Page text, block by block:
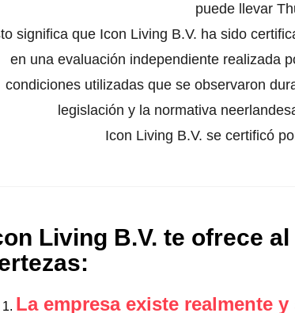
puede llevar
significa que Icon Living B.V. ha sido
en una evaluación independiente realizada
condiciones utilizadas que se observaron
legislación y la normativa
Icon Living B.V. se certificó
Living B.V. te ofrece
:
La empresa existe realmente